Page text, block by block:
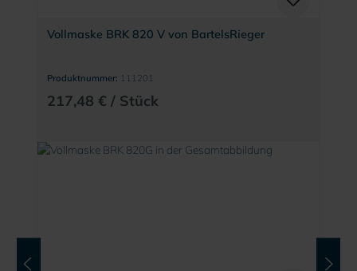
Vollmaske BRK 820 V von BartelsRieger
Produktnummer: 111201
217,48 € / Stück